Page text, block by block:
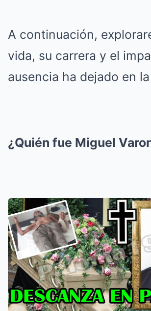
A continuación,
vida, su carrera y el
ausencia ha dejado en
¿Quién fue Miguel